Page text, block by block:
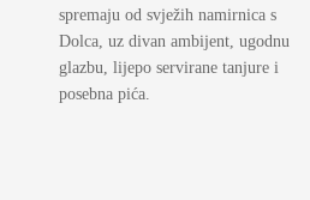
spremaju od svježih namirnica s
Dolca, uz divan ambijent, ugodnu
glazbu, lijepo servirane tanjure i
posebna pića.